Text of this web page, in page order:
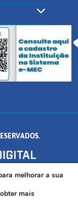
MG - CEP:
melhorar a sua
mais